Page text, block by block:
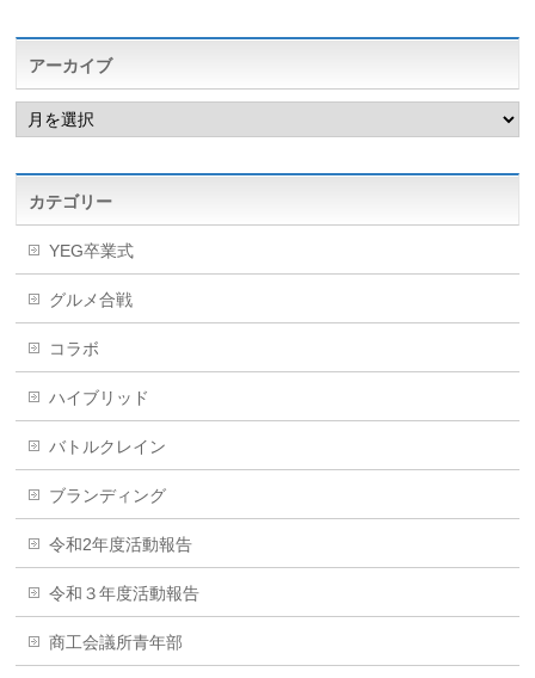
アーカイブ
ア
ー
カ
カテゴリー
YEG卒業式
グルメ合戦
コラボ
ハイブリッド
バトルクレイン
ブランディング
令和2年度活動報告
令和３年度活動報告
商工会議所青年部